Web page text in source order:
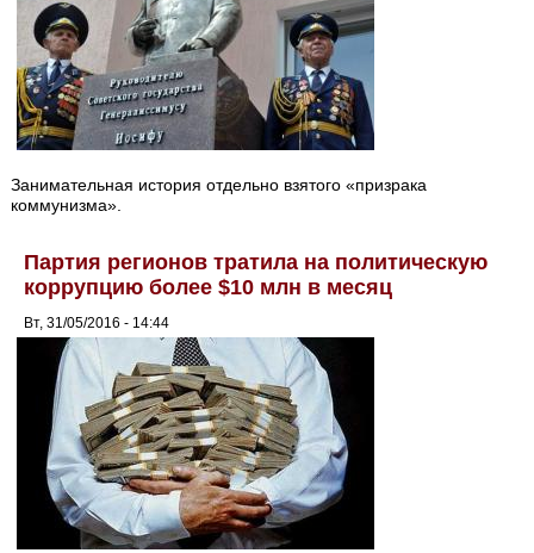
Занимательная история отдельно взятого «призрака
коммунизма».
Партия регионов тратила на политическую
коррупцию более $10 млн в месяц
Вт, 31/05/2016 - 14:44